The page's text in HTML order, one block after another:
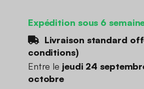
Expédition sous 6
Livraison standard
conditions)
Entre le jeudi 24
octobre